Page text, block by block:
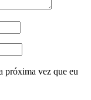
próxima vez que eu